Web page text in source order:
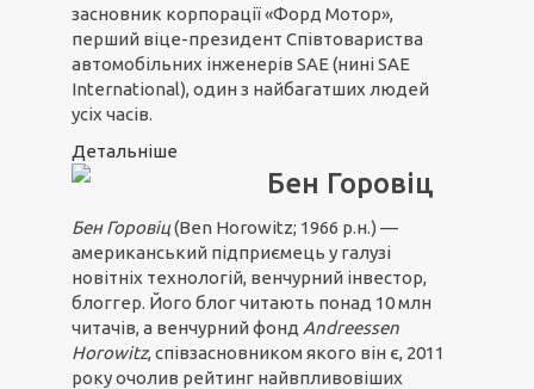
засновник корпорації «Форд Мотор»,
перший віце-президент Співтовариства
автомобільних інженерів SAE (нині SAE
International), один з найбагатших людей
усіх часів.
Детальніше
Бен Горовіц
Бен Горовіц(Ben Horowitz; 1966 р.н.) —
американський підприємець у галузі
новітніх технологій, венчурний інвестор,
блоггер. Його блог читають понад 10 млн
читачів, а венчурний фонд Andreessen
Horowitz, співзасновником якого він є, 2011
року очолив рейтинг найвпливовіших